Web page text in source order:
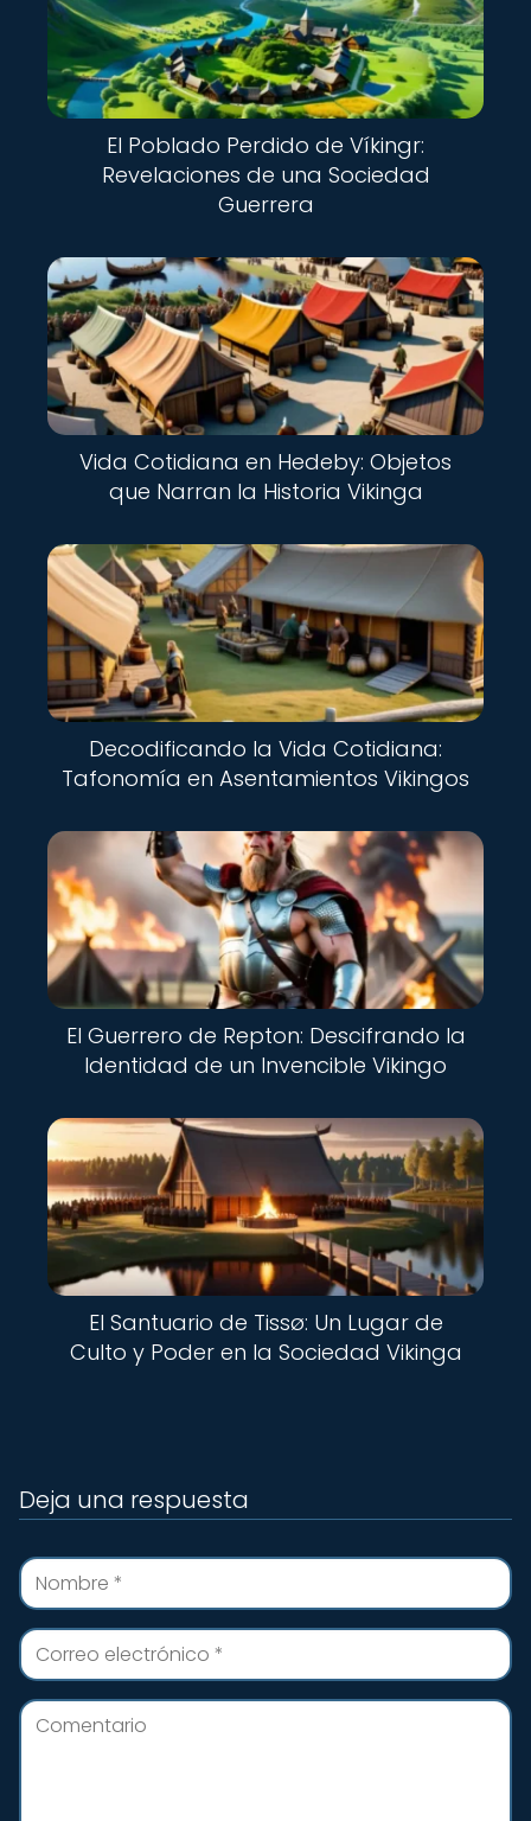
El Poblado Perdido de Víkingr:
Revelaciones de una Sociedad
Guerrera
Vida Cotidiana en Hedeby: Objetos
que Narran la Historia Vikinga
Decodificando la Vida Cotidiana:
Tafonomía en Asentamientos Vikingos
El Guerrero de Repton: Descifrando la
Identidad de un Invencible Vikingo
El Santuario de Tissø: Un Lugar de
Culto y Poder en la Sociedad Vikinga
Deja una respuesta